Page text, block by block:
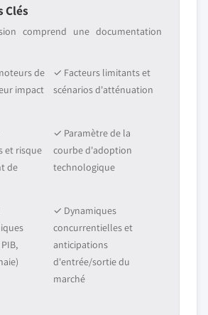
Clés
comprend une documentation
de
impact
✓ Facteurs limitants et
scénarios d'atténuation
et risque
de
✓ Paramètre de la
courbe d'adoption
technologique
✓ Dynamiques
concurrentielles et
anticipations
d'entrée/sortie du
marché